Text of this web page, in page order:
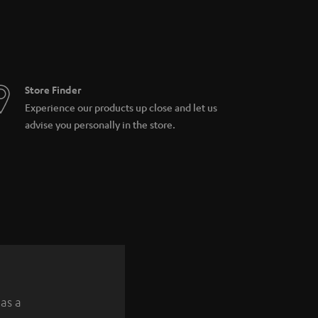
Store Finder
Experience our products up close and let us
advise you personally in the store.
a